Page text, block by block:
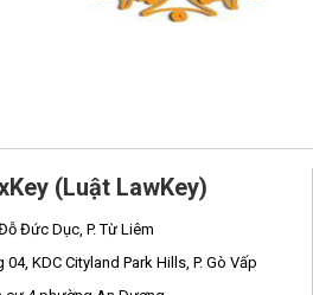
(Luật LawKey)
Đức Dục, P. Từ Liêm
KDC Cityland Park Hills, P. Gò Vấp